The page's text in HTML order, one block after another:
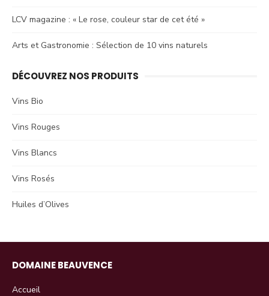
LCV magazine : « Le rose, couleur star de cet été »
Arts et Gastronomie : Sélection de 10 vins naturels
DÉCOUVREZ NOS PRODUITS
Vins Bio
Vins Rouges
Vins Blancs
Vins Rosés
Huiles d’Olives
DOMAINE BEAUVENCE
Accueil